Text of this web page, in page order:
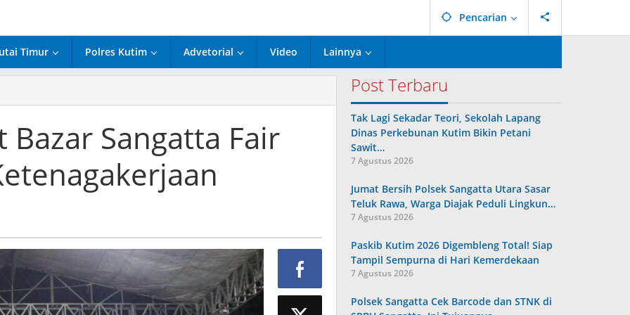
Pencarian
Timur Polres Kutim Advetorial Video Lainnya
Bazar Sangatta Fair
Post Terbaru
Tak Lagi Sekadar Teori, Sekolah Lapang
Dinas Perkebunan Kutim Bikin Petani
Sawit…
7 Agustus 2026
Jumat Bersih Polsek Sangatta Utara Sasar
Teluk Rawa, Warga Diajak Peduli Lingkun…
7 Agustus 2026
Paskib Kutim 2026 Digembleng Total! Siap
Tampil Sempurna di Hari Kemerdekaan
7 Agustus 2026
Polsek Sangatta Cek Barcode dan STNK di